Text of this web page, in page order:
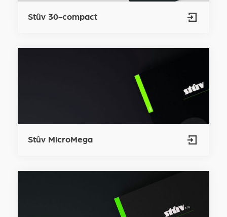
Stûv 30-compact
Stûv MicroMega